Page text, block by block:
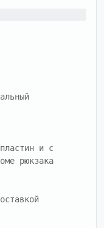
и с
рюкзака